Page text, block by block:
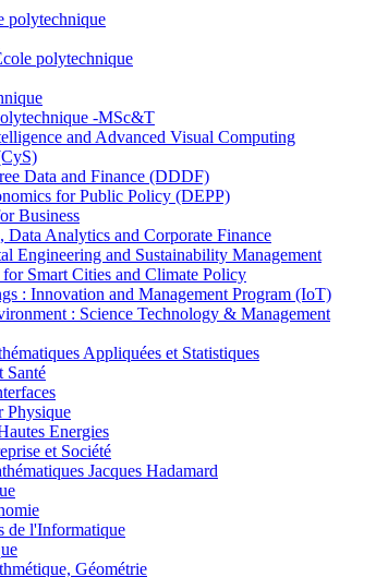
polytechnique
polytechnique
-MSc&T
and Advanced Visual Computing
Data and Finance (DDDF)
for Public Policy (DEPP)
Business
Analytics and Corporate Finance
Engineering and Sustainability Management
Smart Cities and Climate Policy
: Innovation and Management Program (IoT)
: Science Technology & Management
Appliquées et Statistiques
Physique
Energies
et Société
Jacques Hadamard
de l'Informatique
Géométrie